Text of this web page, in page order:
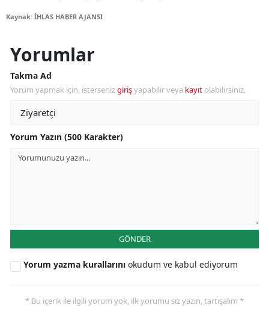
Kaynak: İHLAS HABER AJANSI
Yorumlar
Takma Ad
Yorum yapmak için, istersenizgirişyapabilir veya kayıt olabilirsiniz.
Yorum Yazın (500 Karakter)
GÖNDER
Yorum yazma kurallarını okudum ve kabul ediyorum
* Bu içerik ile ilgili yorum yok, ilk yorumu siz yazın, tartışalım *